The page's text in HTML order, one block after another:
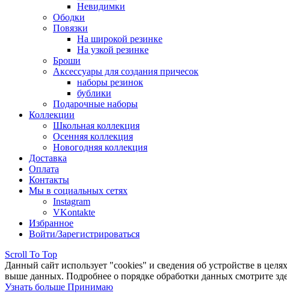
Невидимки
Ободки
Повязки
На широкой резинке
На узкой резинке
Броши
Аксессуары для создания причесок
наборы резинок
бублики
Подарочные наборы
Коллекции
Школьная коллекция
Осенняя коллекция
Новогодняя коллекция
Доставка
Оплата
Контакты
Мы в социальных сетях
Instagram
VKontakte
Избранное
Войти/Зарегистрироваться
Scroll To Top
Данный сайт использует "cookies" и сведения об устройстве в
выше данных. Подробнее о порядке обработки данных смотрите
Узнать больше Принимаю